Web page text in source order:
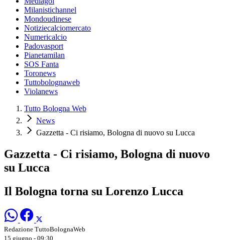
Milanistichannel
Mondoudinese
Notiziecalciomercato
Numericalcio
Padovasport
Pianetamilan
SOS Fanta
Toronews
Tuttobolognaweb
Violanews
Tutto Bologna Web
News
Gazzetta - Ci risiamo, Bologna di nuovo su Lucca
Gazzetta - Ci risiamo, Bologna di nuovo
su Lucca
Il Bologna torna su Lorenzo Lucca
Redazione TuttoBolognaWeb
15 giugno - 09:30